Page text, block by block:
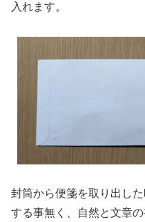
入れます。
封筒から便箋を取り出し
する事無く、自然と文章